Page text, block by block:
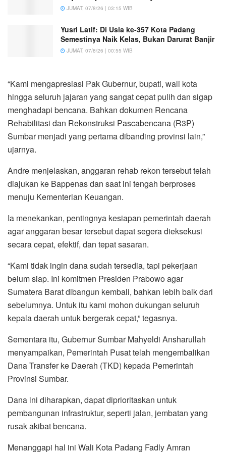
JUMAT, 07/8/26 | 03:15 WIB
Yusri Latif: Di Usia ke-357 Kota Padang
Semestinya Naik Kelas, Bukan Darurat Banjir
JUMAT, 07/8/26 | 00:55 WIB
“Kami mengapresiasi Pak Gubernur, bupati, wali kota
hingga seluruh jajaran yang sangat cepat pulih dan sigap
menghadapi bencana. Bahkan dokumen Rencana
Rehabilitasi dan Rekonstruksi Pascabencana (R3P)
Sumbar menjadi yang pertama dibanding provinsi lain,”
ujarnya.
Andre menjelaskan, anggaran rehab rekon tersebut telah
diajukan ke Bappenas dan saat ini tengah berproses
menuju Kementerian Keuangan.
Ia menekankan, pentingnya kesiapan pemerintah daerah
agar anggaran besar tersebut dapat segera dieksekusi
secara cepat, efektif, dan tepat sasaran.
“Kami tidak ingin dana sudah tersedia, tapi pekerjaan
belum siap. Ini komitmen Presiden Prabowo agar
Sumatera Barat dibangun kembali, bahkan lebih baik dari
sebelumnya. Untuk itu kami mohon dukungan seluruh
kepala daerah untuk bergerak cepat,” tegasnya.
Sementara itu, Gubernur Sumbar Mahyeldi Ansharullah
menyampaikan, Pemerintah Pusat telah mengembalikan
Dana Transfer ke Daerah (TKD) kepada Pemerintah
Provinsi Sumbar.
Dana ini diharapkan, dapat diprioritaskan untuk
pembangunan infrastruktur, seperti jalan, jembatan yang
rusak akibat bencana.
Menanggapi hal ini Wali Kota Padang Fadly Amran